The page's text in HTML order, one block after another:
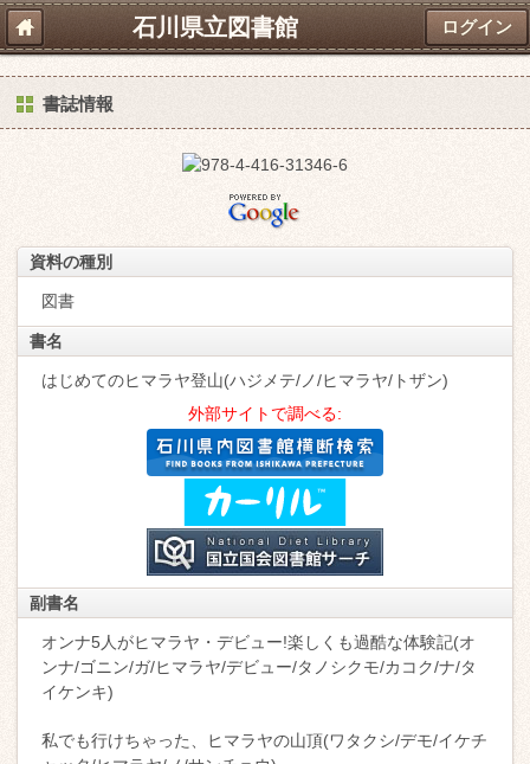
石川県立図書館 ログイン
書誌情報
資料の種別
図書
書名
はじめてのヒマラヤ登山(ハジメテ/ノ/ヒマラヤ/トザン)
外部サイトで調べる:
副書名
オンナ5人がヒマラヤ・デビュー!楽しくも過酷な体験記(オ
ンナ/ゴニン/ガ/ヒマラヤ/デビュー/タノシクモ/カコク/ナ/タ
イケンキ)
私でも行けちゃった、ヒマラヤの山頂(ワタクシ/デモ/イケチ